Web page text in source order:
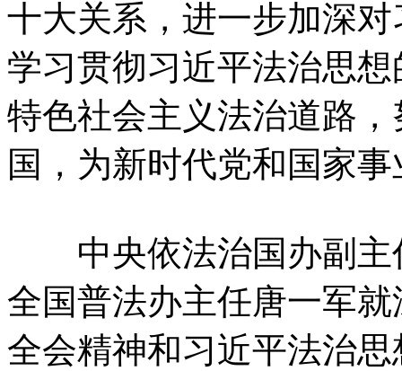
十大关系，进一步加深
学习贯彻习近平法治思
特色社会主义法治道路
国，为新时代党和国家
中央依法治国办副主
全国普法办主任唐一军
全会精神和习近平法治